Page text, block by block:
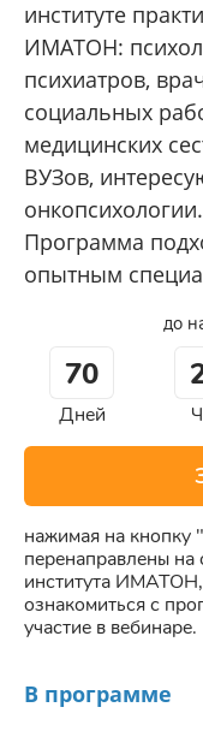
институте
ИМАТОН:
психиатров,
социальных
медицинских
ВУЗов,
онкопсихологии.
Программа
опытным
до
70
Дней
нажимая на
перенаправлены на
института
ознакомиться с
участие в вебинаре.
В программе